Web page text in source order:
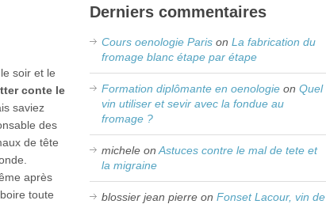
soir et le
conte le
saviez
des
de tête
après
toute
Derniers commentaires
Cours oenologie Paris onLa fabrication du
fromage blanc étape par étape
Formation diplômante en oenologie onQuel
vin utiliser et sevir avec la fondue au
fromage ?
michele onAstuces contre le mal de tete et
la migraine
blossier jean pierre onFonset Lacour, vin de